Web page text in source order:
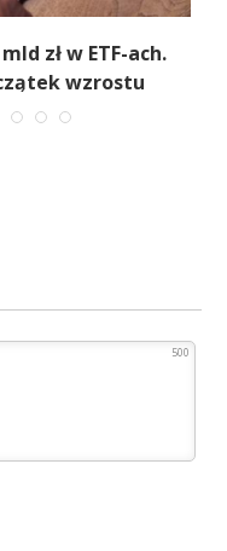
zł w ETF-ach.
wzrostu
500